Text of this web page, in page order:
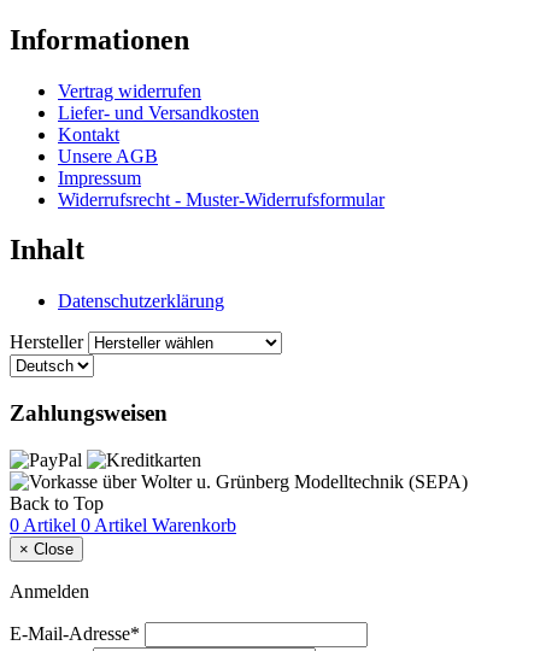
Informationen
Vertrag widerrufen
Liefer- und Versandkosten
Kontakt
Unsere AGB
Impressum
Widerrufsrecht - Muster-Widerrufsformular
Inhalt
Datenschutzerklärung
Hersteller
Zahlungsweisen
Back to Top
0 Artikel 0 Artikel Warenkorb
× Close
Anmelden
E-Mail-Adresse*